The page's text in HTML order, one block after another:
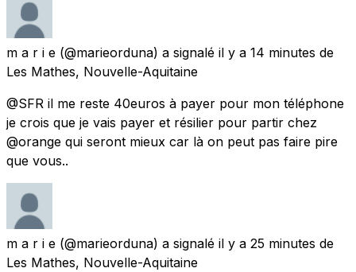
m a r i e (@marieorduna) a signalé il y a 14 minutes de
Les Mathes, Nouvelle-Aquitaine
@SFR il me reste 40euros à payer pour mon téléphone
je crois que je vais payer et résilier pour partir chez
@orange qui seront mieux car là on peut pas faire pire
que vous..
m a r i e (@marieorduna) a signalé il y a 25 minutes de
Les Mathes, Nouvelle-Aquitaine